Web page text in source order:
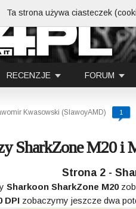
RECENZJE FORUM
Kwasowski (SlawoyAMD) 1
SharkZone M20 i
Strona 2 -
Sharkoon SharkZone M20
DPI zobaczymy jeszcze dwa
Ta strona używa ciasteczek